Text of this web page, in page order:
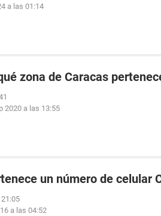
a las 01:14
zona de Caracas
2020 a las 13:55
un número de celular
a las 04:52